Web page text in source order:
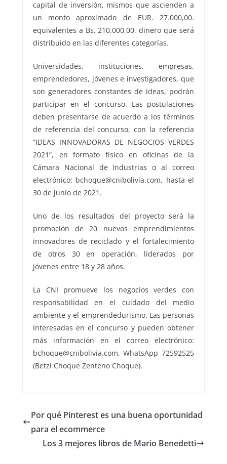
capital de inversión, mismos que ascienden a
un monto aproximado de EUR. 27.000,00.
equivalentes a Bs. 210.000,00, dinero que será
distribuido en las diferentes categorías.
Universidades, instituciones, empresas,
emprendedores, jóvenes e investigadores, que
son generadores constantes de ideas, podrán
participar en el concurso. Las postulaciones
deben presentarse de acuerdo a los términos
de referencia del concurso, con la referencia
“IDEAS INNOVADORAS DE NEGOCIOS VERDES
2021”, en formato físico en oficinas de la
Cámara Nacional de Industrias o al correo
electrónico: bchoque@cnibolivia.com, hasta el
30 de junio de 2021.
Uno de los resultados del proyecto será la
promoción de 20 nuevos emprendimientos
innovadores de reciclado y el fortalecimiento
de otros 30 en operación, liderados por
jóvenes entre 18 y 28 años.
La CNI promueve los negocios verdes con
responsabilidad en el cuidado del medio
ambiente y el emprendedurismo. Las personas
interesadas en el concurso y pueden obtener
más información en el correo electrónico:
bchoque@cnibolivia.com, WhatsApp 72592525
(Betzi Choque Zenteno Choque).
Por qué Pinterest es una buena oportunidad
para el ecommerce
Los 3 mejores libros de Mario Benedetti